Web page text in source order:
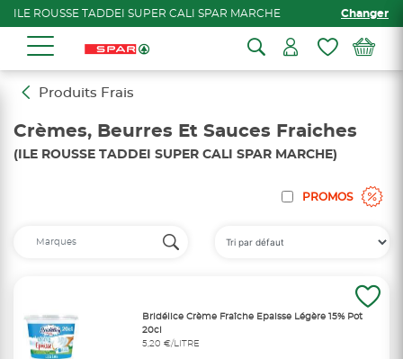
ILE ROUSSE TADDEI SUPER CALI SPAR MARCHE Changer
Produits Frais
Crèmes, Beurres Et Sauces Fraiches
(ILE ROUSSE TADDEI SUPER CALI SPAR MARCHE)
PROMOS
Bridélice Crème Fraîche Epaisse Légère 15% Pot
20cl
5,20 €/LITRE